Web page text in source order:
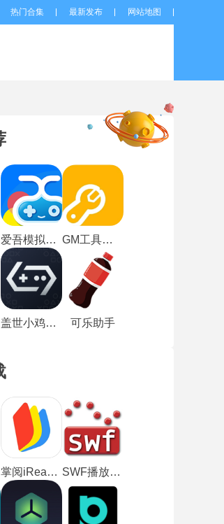
热门合集 最新发布 网站地图
爱吾模拟器安卓版 GM工具箱手机版
盖世小鸡模拟器老版本 可乐助手
掌阅iReader SWF播放器手机版